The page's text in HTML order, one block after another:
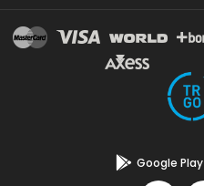
Google Play